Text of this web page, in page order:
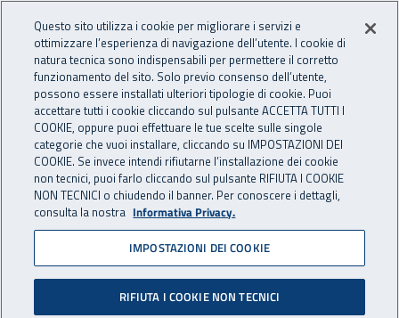
INAIL - Istituto Nazionale
PREVENZIONE
E SICUREZZA
Apri cerca
Navigazione principale
Navigazione - Ti trovi in:
Home Prevenzione E Sicurezza
Come fare per
Migliorare la salute e la sicurezza
Buone prassi
Commissione
consuntiva permanente
Commissione consuntiva
permanente
Questo sito utilizza i cookie per migliorare i servizi e
ottimizzare l’esperienza di navigazione dell’utente. I cookie di
natura tecnica sono indispensabili per permettere il corretto
funzionamento del sito. Solo previo consenso dell’utente,
possono essere installati ulteriori tipologie di cookie. Puoi
accettare tutti i cookie cliccando sul pulsante ACCETTA TUTTI I
COOKIE, oppure puoi effettuare le tue scelte sulle singole
categorie che vuoi installare, cliccando su IMPOSTAZIONI DEI
COOKIE. Se invece intendi rifiutarne l’installazione dei cookie
non tecnici, puoi farlo cliccando sul pulsante RIFIUTA I COOKIE
NON TECNICI o chiudendo il banner. Per conoscere i dettagli,
consulta la nostra Informativa Privacy.
IMPOSTAZIONI DEI COOKIE
RIFIUTA I COOKIE NON TECNICI